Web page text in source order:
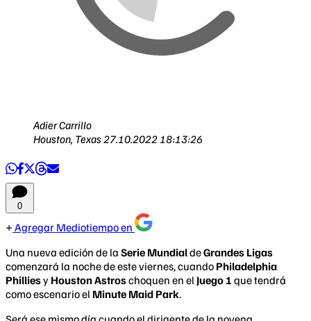
Adier Carrillo
Houston, Texas27.10.2022 18:13:26
0
Agregar Mediotiempo en
Una nueva edición de la Serie MundialdeGrandes Ligas
comenzará la noche de este viernes, cuando Philadelphia
Philliesy Houston Astroschoquen en el Juego 1 que tendrá
como escenario el Minute Maid Park.